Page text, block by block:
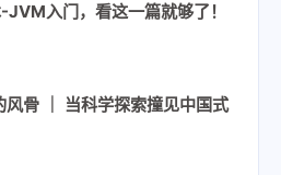
入门，看这一篇就够了！
风骨 ｜ 当科学探索撞见中国式